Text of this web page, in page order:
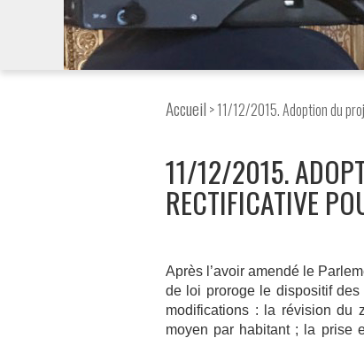
Accueil > 11/12/2015. Adoption du
11/12/2015.
RECTIFICATIVE
Après l’avoir amendé le
de loi proroge le dispositif
modifications : la révision du
moyen par habitant ; la prise